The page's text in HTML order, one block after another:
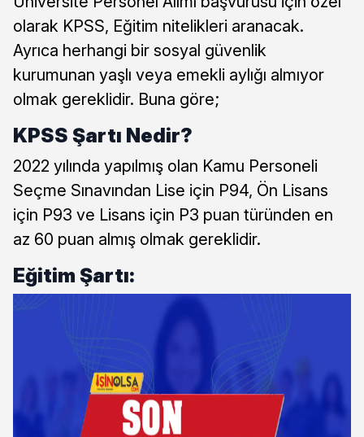
olarak KPSS, Eğitim nitelikleri aranacak.
Ayrıca herhangi bir sosyal güvenlik
kurumunan yaşlı veya emekli aylığı almıyor
olmak gereklidir. Buna göre;
KPSS Şartı Nedir?
2022 yılında yapılmış olan Kamu Personeli
Seçme Sınavından Lise için P94, Ön Lisans
için P93 ve Lisans için P3 puan türünden en
az 60 puan almış olmak gereklidir.
Eğitim Şartı: